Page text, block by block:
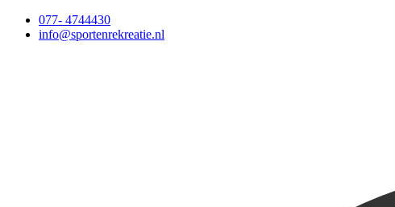
077- 4744430
info@sportenrekreatie.nl